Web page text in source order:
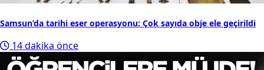
Samsun’da tarihi eser operasyonu: Çok sayıda obje ele geçirildi
14 dakika önce